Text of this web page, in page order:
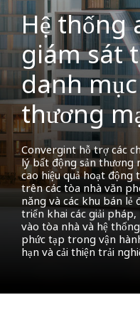
Hệ thống
giám sát
danh
thương
Convergint hỗ trợ các
lý bất động sản thương
cao hiệu quả hoạt động
trên các tòa nhà văn
năng và các khu bán lẻ
triển khai các giải
vào tòa nhà và hệ
phức tạp trong vận
hạn và cải thiện trải